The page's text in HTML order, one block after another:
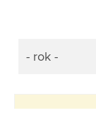
- rok -